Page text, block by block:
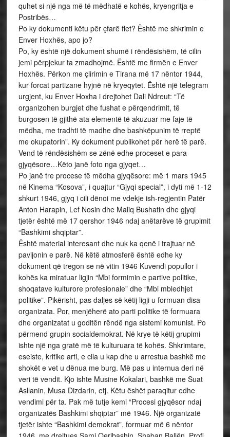
quhet si një nga më të mëdhatë e kohës, kryengritja e
Postribës…
Po ky dokumenti këtu për çfarë flet? Është me shkrimin e
Enver Hoxhës, apo jo?
Po, ky është një dokument shumë i rëndësishëm, të cilin
jemi përpjekur ta zmadhojmë. Është me firmën e Enver
Hoxhës. Përkon me çlirimin e Tirana më 17 nëntor 1944,
kur forcat partizane hyjnë në kryeqytet. Është një telegram
urgjent, ku Enver Hoxha i drejtohet Dali Ndreut: “Të
organizohen burgjet dhe fushat e përqendrimit, të
burgosen të gjithë ata elementë të akuzuar me faje të
mëdha, me tradhti të madhe dhe bashkëpunim të rreptë
me okupatorin”. Ky dokument publikohet për herë të parë.
Vend të rëndësishëm se zënë edhe proceset e para
gjyqësore…Këto janë foto nga gjyqet…
Po janë tre procese të mëdha gjyqësore: më 1 mars 1945
në Kinema “Kosova”, i quajtur “Gjyqi special”, i dyti më 1-12
shkurt 1946, gjyq i cili dënoi me vdekje ish-regjentin Patër
Anton Harapin, Lef Nosin dhe Maliq Bushatin dhe gjyqi
tjetër është më 17 qershor 1946 ndaj anëtarëve të grupimit
“Bashkimi shqiptar”.
Është material interesant dhe nuk ka qenë i trajtuar në
pavijonin e parë. Në këtë atmosferë është edhe ky
dokument që tregon se në vitin 1946 Kuvendi popullor i
kohës ka miratuar ligjin “Mbi formimin e partive politike,
shoqatave kulturore profesionale” dhe “Mbi mbledhjet
politike”. Pikërisht, pas daljes së këtij ligji u formuan disa
organizata. Por, menjëherë ato parti politike të formuara
dhe organizatat u goditën rëndë nga sistemi komunist. Po
përmend grupin socialdemokrat. Në krye të këtij grupimi
ishte një nga gratë më të kulturuara të kohës. Shkrimtare,
eseiste, kritike arti, e cila u kap dhe u arrestua bashkë me
shokët e vet u dënua me burg. Më pas u internua deri në
veri të vendit. Kjo ishte Musine Kokalari, bashkë me Suat
Asllanin, Musa Dizdarin, etj. Këtu ëshët paraqitur edhe
vendimi për ta. Pak më tutje kemi “Procesi gjyqësor ndaj
organizatës Bashkimi shqiptar” më 1946. Një organizatë
tjetër ishte “Bashkimi demokrat”, formuar më 6 nëntor